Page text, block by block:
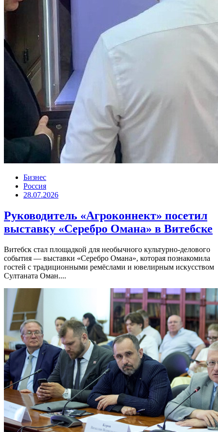
Бизнес
Россия
28.07.2026
Руководитель «Агроконнект» посетил
выставку «Серебро Омана» в Витебске
Витебск стал площадкой для необычного культурно-делового
события — выставки «Серебро Омана», которая познакомила
гостей с традиционными ремёслами и ювелирным искусством
Султаната Оман....